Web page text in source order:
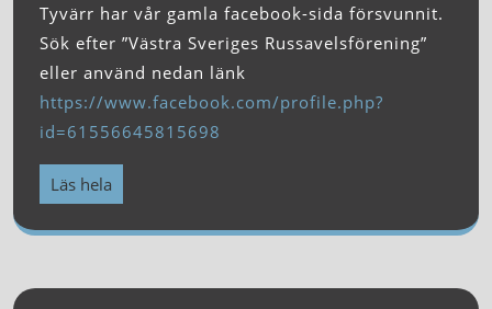
Tyvärr har vår gamla facebook-sida försvunnit.
Sök efter ”Västra Sveriges Russavelsförening”
eller använd nedan länk
https://www.facebook.com/profile.php?
id=61556645815698
Läs hela